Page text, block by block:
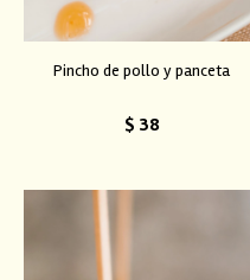
Pincho de pollo y panceta
$ 38